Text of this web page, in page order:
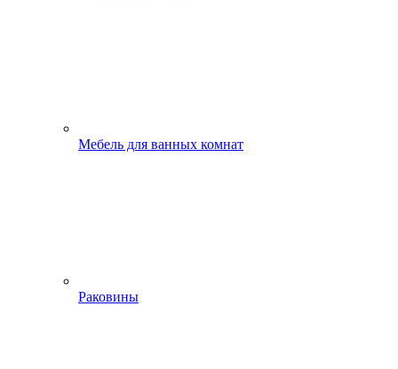
Мебель для ванных комнат
Раковины